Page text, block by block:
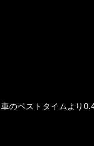
のベストタイムより